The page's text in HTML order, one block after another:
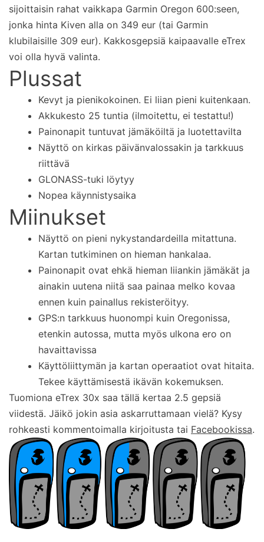
sijoittaisin rahat vaikkapa Garmin Oregon 600:seen,
jonka hinta Kiven alla on 349 eur (tai Garmin
klubilaisille 309 eur). Kakkosgepsiä kaipaavalle eTrex
voi olla hyvä valinta.
Plussat
Kevyt ja pienikokoinen. Ei liian pieni kuitenkaan.
Akkukesto 25 tuntia (ilmoitettu, ei testattu!)
Painonapit tuntuvat jämäköiltä ja luotettavilta
Näyttö on kirkas päivänvalossakin ja tarkkuus
riittävä
GLONASS-tuki löytyy
Nopea käynnistysaika
Miinukset
Näyttö on pieni nykystandardeilla mitattuna.
Kartan tutkiminen on hieman hankalaa.
Painonapit ovat ehkä hieman liiankin jämäkät ja
ainakin uutena niitä saa painaa melko kovaa
ennen kuin painallus rekisteröityy.
GPS:n tarkkuus huonompi kuin Oregonissa,
etenkin autossa, mutta myös ulkona ero on
havaittavissa
Käyttöliittymän ja kartan operaatiot ovat hitaita.
Tekee käyttämisestä ikävän kokemuksen.
Tuomiona eTrex 30x saa tällä kertaa 2.5 gepsiä
viidestä. Jäikö jokin asia askarruttamaan vielä? Kysy
rohkeasti kommentoimalla kirjoitusta tai Facebookissa.